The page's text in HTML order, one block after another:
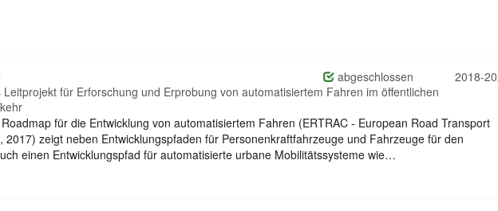
abgeschlossen
2018-
für Erforschung und Erprobung von automatisiertem Fahren im öffentlichen
für die Entwicklung von automatisiertem Fahren (ERTRAC - European Road Transport
2017) zeigt neben Entwicklungspfaden für Personenkraftfahrzeuge und Fahrzeuge für den
einen Entwicklungspfad für automatisierte urbane Mobilitätssysteme wie…